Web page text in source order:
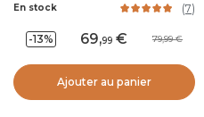
En stock (7)
-13% 69,99 79,99
Ajouter au panier